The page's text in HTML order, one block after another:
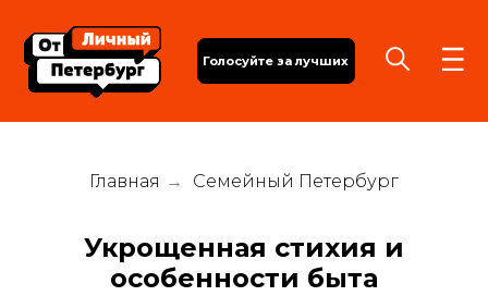
Голосуйте за лучших
Главная → Семейный Петербург
Укрощенная стихия и
особенности быта